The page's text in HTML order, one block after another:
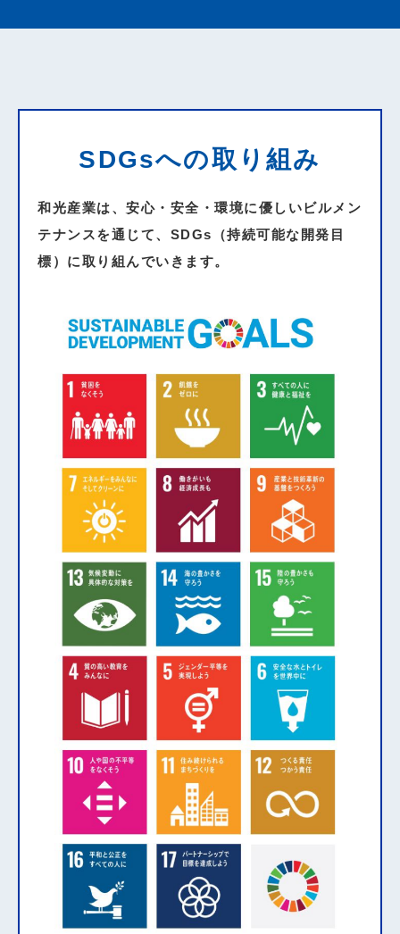
SDGsへの取り組み
和光産業は、安心・安全・環境に優しいビルメン
テナンスを通じて、SDGs（持続可能な開発目
標）に取り組んでいきます。